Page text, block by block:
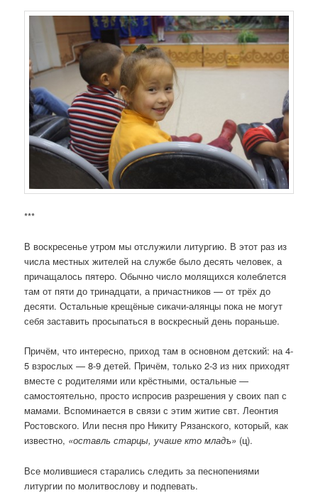
***
В воскресенье утром мы отслужили литургию. В этот раз из
числа местных жителей на службе было десять человек, а
причащалось пятеро. Обычно число молящихся колеблется
там от пяти до тринадцати, а причастников — от трёх до
десяти. Остальные крещёные сикачи-алянцы пока не могут
себя заставить просыпаться в воскресный день пораньше.
Причём, что интересно, приход там в основном детский: на 4-
5 взрослых — 8-9 детей. Причём, только 2-3 из них приходят
вместе с родителями или крёстными, остальные —
самостоятельно, просто испросив разрешения у своих пап с
мамами. Вспоминается в связи с этим житие свт. Леонтия
Ростовского. Или песня про Никиту Рязанского, который, как
известно, «оставль старцы, учаше кто младъ» (ц).
Все молившиеся старались следить за песнопениями
литургии по молитвослову и подпевать.